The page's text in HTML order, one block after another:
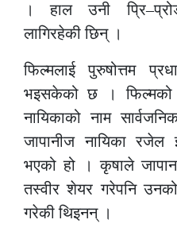
। हाल उनी
लागिरहेकी छिन् ।
फिल्मलाई पुरुषोत्तम
भइसकेको छ । फिल्मको
नायिकाको नाम
जापानीज नायिका रजेल
भएको हो । कृषाले
तस्वीर शेयर गरेपनि
गरेकी थिइनन् ।